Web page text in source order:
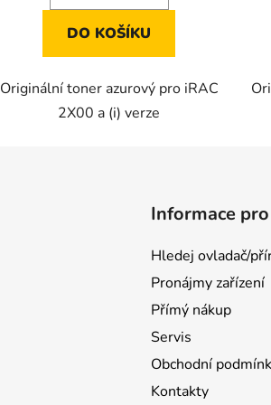
DO KOŠÍKU
Originální toner azurový pro iRAC
2X00 a (i) verze
Informace
Hledej ovladač/
Pronájmy zařízení
Přímý nákup
Servis
Obchodní
Kontakty